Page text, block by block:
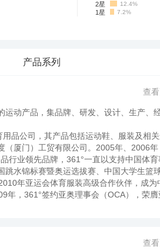
2星 12.4%
1星 7.2%
产品系列
查
动产品，集品牌、研发、设计、生产、
品公司，其产品包括运动鞋、服装及相
厦门）工贸有限公司。2005年、2006年
行业领先品牌，361°一直以支持中国体育
水锦标赛暨奥运选拔赛、中国大学生篮
年亚运会体育服装高级合作伙伴，成为
，361°签约亚奥理事会（OCA），荣膺
窗口，全面展示品牌国际化及产品专业化
查